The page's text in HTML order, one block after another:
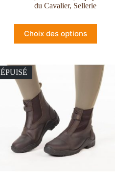
du Cavalier, Sellerie
Choix des options
ÉPUISÉ